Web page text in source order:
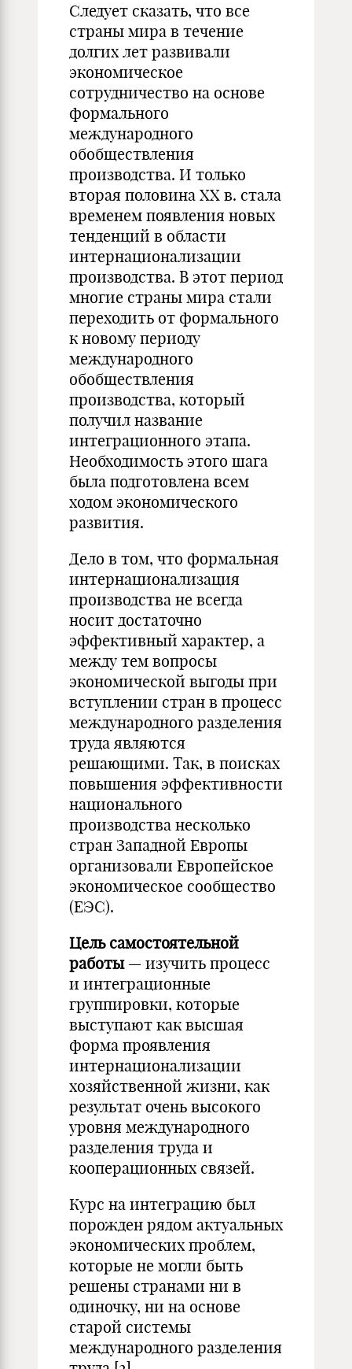
Следует сказать, что все
страны мира в течение
долгих лет развивали
экономическое
сотрудничество на основе
формального
международного
обобществления
производства. И только
вторая половина XX в. стала
временем появления новых
тенденций в области
интернационализации
производства. В этот период
многие страны мира стали
переходить от формального
к новому периоду
международного
обобществления
производства, который
получил название
интеграционного этапа.
Необходимость этого шага
была подготовлена всем
ходом экономического
развития.
Дело в том, что формальная
интернационализация
производства не всегда
носит достаточно
эффективный характер, а
между тем вопросы
экономической выгоды при
вступлении стран в процесс
международного разделения
труда являются
решающими. Так, в поисках
повышения эффективности
национального
производства несколько
стран Западной Европы
организовали Европейское
экономическое сообщество
(ЕЭС).
Цель самостоятельной
работы— изучить процесс
и интеграционные
группировки, которые
выступают как высшая
форма проявления
интернационализации
хозяйственной жизни, как
результат очень высокого
уровня международного
разделения труда и
кооперационных связей.
Курс на интеграцию был
порожден рядом актуальных
экономических проблем,
которые не могли быть
решены странами ни в
одиночку, ни на основе
старой системы
международного разделения